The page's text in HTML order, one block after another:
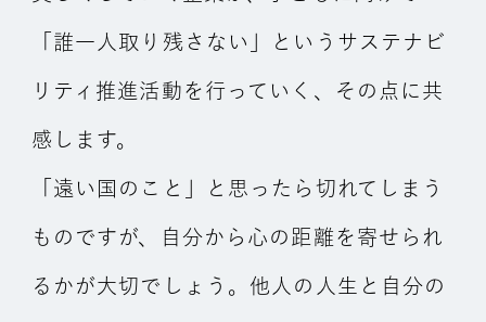
「誰一人取り残さない」というサステナビ
リティ推進活動を行っていく、その点に共
感します。
「遠い国のこと」と思ったら切れてしまう
ものですが、自分から心の距離を寄せられ
るかが大切でしょう。他人の人生と自分の